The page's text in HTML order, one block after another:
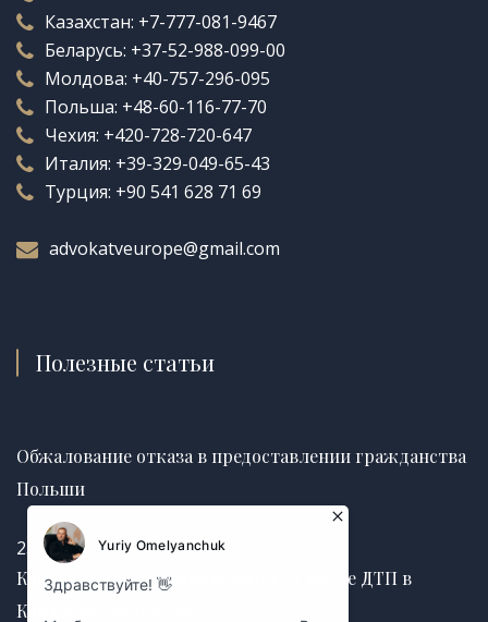
Казахстан: +7-777-081-9467
Беларусь: +37-52-988-099-00
Молдова: +40-757-296-095
Польша: +48-60-116-77-70
Чехия: +420-728-720-647
Италия: +39-329-049-65-43
Турция: +90 541 628 71 69
advokatveurope@gmail.com
Полезные статьи
Обжалование отказа в предоставлении гражданства
Польши
25.06.2026
Как получить страховую выплату после ДТП в
Канаде без задержек